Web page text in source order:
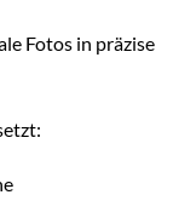
Fotos in präzise